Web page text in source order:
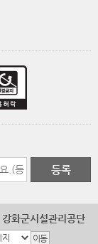
강화군시설관리공단